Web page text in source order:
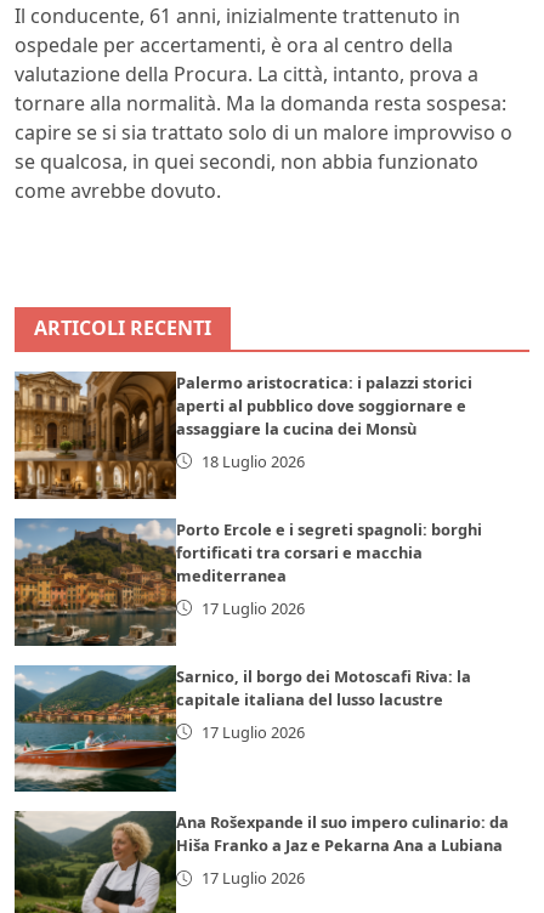
Il conducente, 61 anni, inizialmente trattenuto in
ospedale per accertamenti, è ora al centro della
valutazione della Procura. La città, intanto, prova a
tornare alla normalità. Ma la domanda resta sospesa:
capire se si sia trattato solo di un malore improvviso o
se qualcosa, in quei secondi, non abbia funzionato
come avrebbe dovuto.
ARTICOLI RECENTI
Palermo aristocratica: i palazzi storici
aperti al pubblico dove soggiornare e
assaggiare la cucina dei Monsù
18 Luglio 2026
Porto Ercole e i segreti spagnoli: borghi
fortificati tra corsari e macchia
mediterranea
17 Luglio 2026
Sarnico, il borgo dei Motoscafi Riva: la
capitale italiana del lusso lacustre
17 Luglio 2026
Ana Rošexpande il suo impero culinario: da
Hiša Franko a Jaz e Pekarna Ana a Lubiana
17 Luglio 2026